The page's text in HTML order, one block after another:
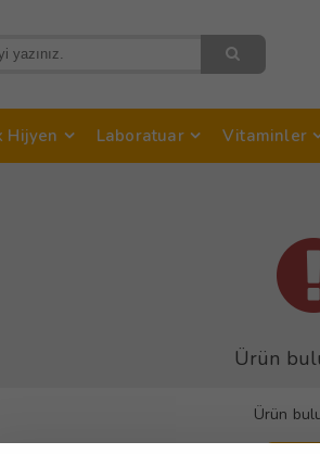
Hijyen Laboratuar Vitaminler
Ürün
Ürün